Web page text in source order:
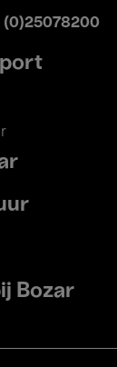
(0)25078200
Bozar